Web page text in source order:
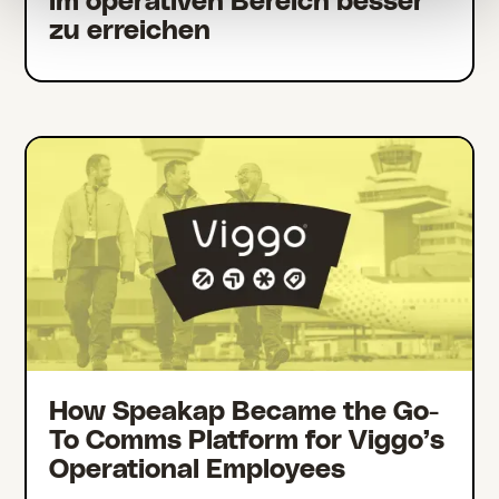
zu erreichen
How Speakap Became the Go-
To Comms Platform for Viggo’s
Operational Employees